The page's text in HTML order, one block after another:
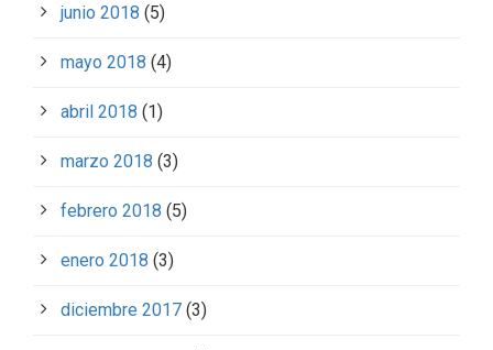
junio 2018 (5)
mayo 2018 (4)
abril 2018 (1)
marzo 2018 (3)
febrero 2018 (5)
enero 2018 (3)
diciembre 2017 (3)